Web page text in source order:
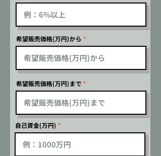
希望販売価格(万円)から
希望販売価格(万円)まで
自己資金(万円)